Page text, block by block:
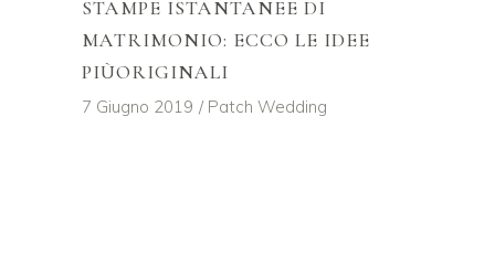
STAMPE ISTANTANEE DI
MATRIMONIO: ECCO LE IDEE
PIÙORIGINALI
7 Giugno 2019 Patch Wedding